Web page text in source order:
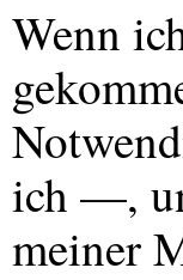
Wenn
ich —,
meiner